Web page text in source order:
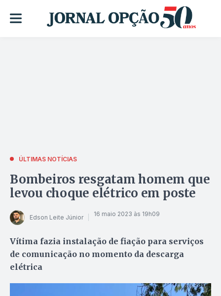
ÚLTIMAS NOTÍCIAS
Bombeiros resgatam homem que
levou choque elétrico em poste
Edson Leite Júnior 16 maio 2023 às 19h09
Vítima fazia instalação de fiação para serviços
de comunicação no momento da descarga
elétrica